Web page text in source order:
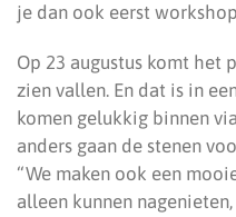
je dan ook eerst
Op 23 augustus komt het
zien vallen. En dat is in
komen gelukkig binnen
anders gaan de stenen
“We maken ook een
alleen kunnen